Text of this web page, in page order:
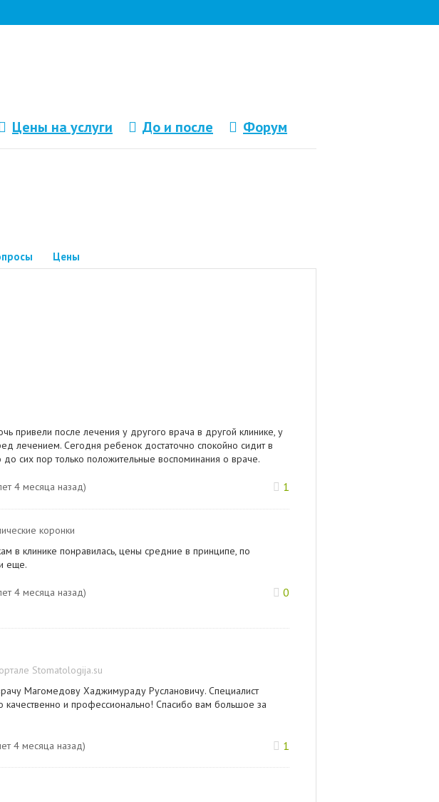
Цены на услуги До и после Форум
Цены
привели после лечения у другого врача в другой клинике, у
лечением. Сегодня ребенок достаточно спокойно сидит в
до сих пор только положительные воспоминания о враче.
4 месяца назад) 1
коронки
в клинике понравилась, цены средние в принципе, по
еще.
4 месяца назад) 0
Stomatologija.su
Магомедову Хаджимураду Руслановичу. Специалист
и профессионально! Спасибо вам большое за
4 месяца назад) 1